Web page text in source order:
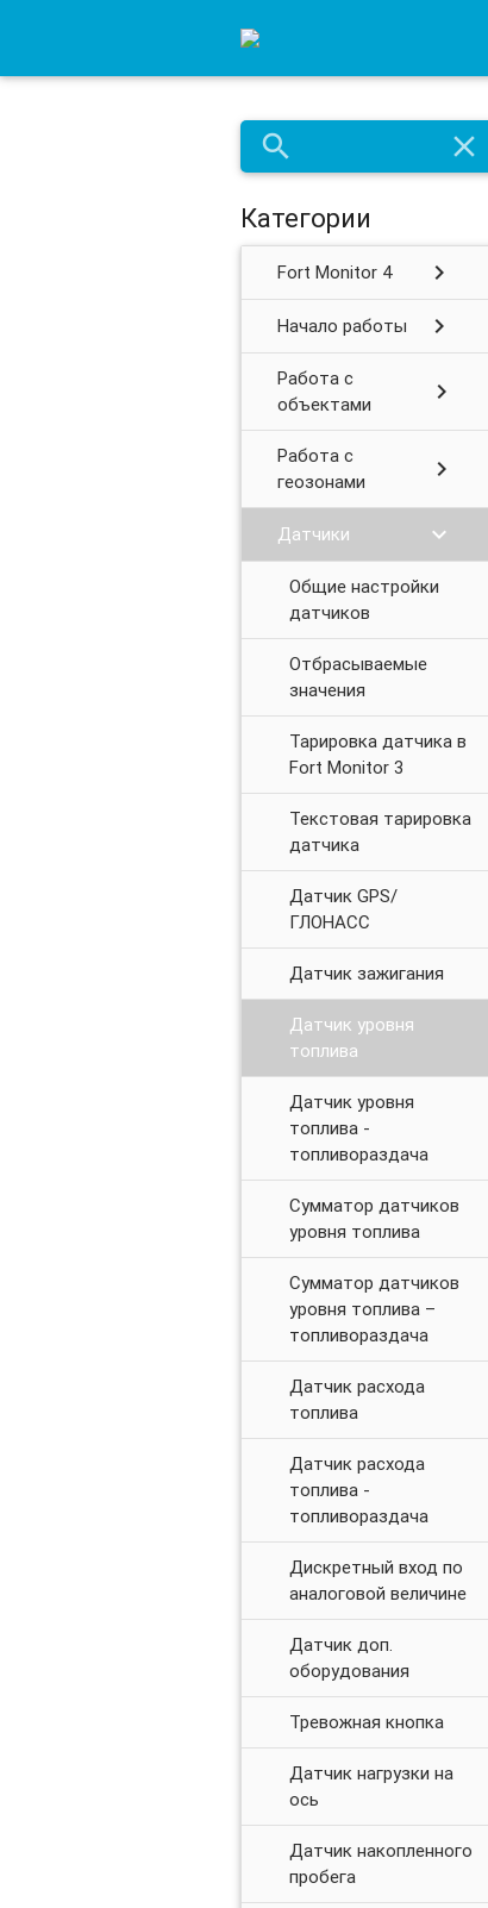
search close
Категории
Fort Monitor 4 chevron_right
Начало работы chevron_right
Работа с
объектами
chevron_right
Работа с
геозонами
chevron_right
Датчики chevron_right
Общие настройки
датчиков
Отбрасываемые
значения
Тарировка датчика в
Fort Monitor 3
Текстовая тарировка
датчика
Датчик GPS/
ГЛОНАСС
Датчик зажигания
Датчик уровня
топлива
Датчик уровня
топлива -
топливораздача
Сумматор датчиков
уровня топлива
Сумматор датчиков
уровня топлива –
топливораздача
Датчик расхода
топлива
Датчик расхода
топлива -
топливораздача
Дискретный вход по
аналоговой величине
Датчик доп.
оборудования
Тревожная кнопка
Датчик нагрузки на
ось
Датчик накопленного
пробега